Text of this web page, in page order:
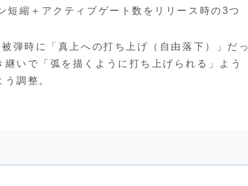
縮＋アクティブゲート数をリリース時の3つ
弾時に「真上への打ち上げ（自由落下）」だっ
いで「弧を描くように打ち上げられる」よう
調整。